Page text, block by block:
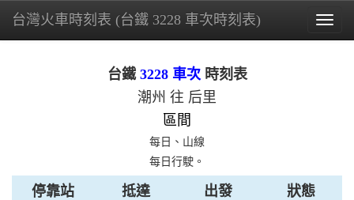
台灣火車時刻表 (台鐵 3228 車次時刻表)
台鐵3228 車次時刻表
潮州 往 后里
區間
每日、山線
每日行駛。
停靠站 抵達 出發 狀態